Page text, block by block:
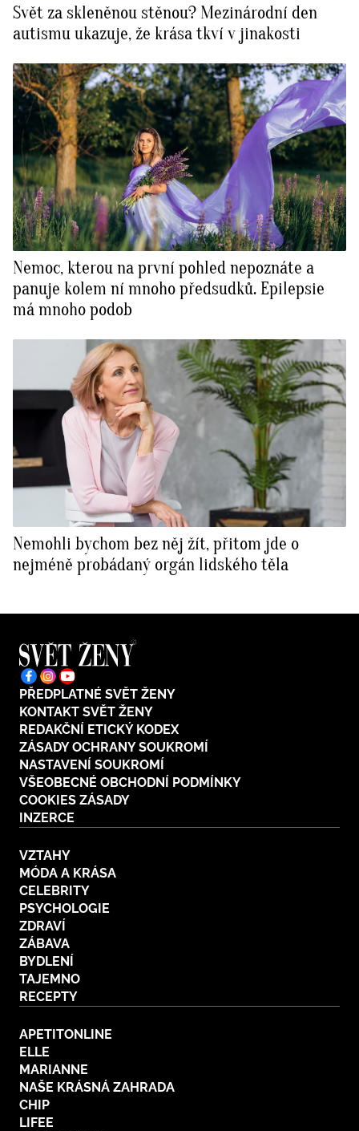
BurdaMedia
Extra
ROČNÍ PŘEDPLATNÉ SVĚT ŽENY +
SADA PRODUKTŮ MANA (10 ks)
Svět za skleněnou stěnou? Mezinárodní den
autismu ukazuje, že krása tkví v jinakosti
Nemoc, kterou na první pohled nepoznáte a
panuje kolem ní mnoho předsudků. Epilepsie
má mnoho podob
Nemohli bychom bez něj žít, přitom jde o
nejméně probádaný orgán lidského těla
PŘEDPLATNÉ SVĚT ŽENY
KONTAKT SVĚT ŽENY
REDAKČNÍ ETICKÝ KODEX
ZÁSADY OCHRANY SOUKROMÍ
NASTAVENÍ SOUKROMÍ
VŠEOBECNÉ OBCHODNÍ PODMÍNKY
COOKIES ZÁSADY
INZERCE
VZTAHY
MÓDA A KRÁSA
CELEBRITY
PSYCHOLOGIE
ZDRAVÍ
ZÁBAVA
BYDLENÍ
TAJEMNO
RECEPTY
APETITONLINE
ELLE
MARIANNE
NAŠE KRÁSNÁ ZAHRADA
CHIP
LIFEE